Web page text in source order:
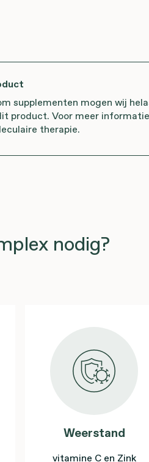
supplementen mogen wij
product. Voor meer
therapie.
nodig?
Weerstand
vitamine C en Zink